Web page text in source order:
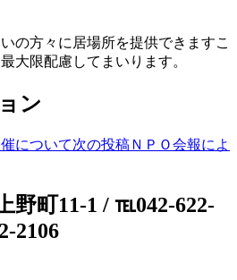
の方々に居場所を提供できますこ
大限配慮してまいります。
ン
について次の投稿 ＮＰＯ会報によ
野町11-1 / ℡042-622-
2106